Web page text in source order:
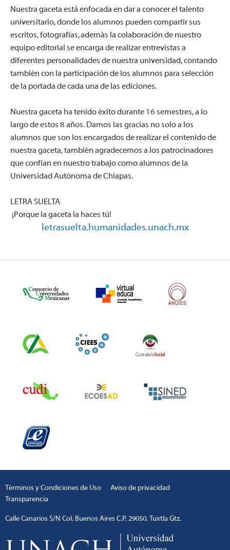
Nuestra gaceta está enfocada en dar a conocer el talento
universitario, donde los alumnos pueden compartir sus
escritos, fotografías, ademàs la colaboración de nuestro
equipo editorial se encarga de realizar entrevistas a
diferentes personalidades de nuestra universidad, contando
también con la participación de los alumnos para selección
de la portada de cada una de las ediciones.
Nuestra gaceta ha tenido éxito durante 16 semestres, a lo
largo de estos 8 años. Damos las gracias no solo a los
alumnos que son los encargados de realizar el contenido de
nuestra gaceta, también agradecemos a los patrocinadores
que confían en nuestro trabajo como alumnos de la
Universidad Autónoma de Chiapas.
LETRA SUELTA
¡Porque la gaceta la haces tú!
letrasuelta.humanidades.unach.mx
Términos y Condiciones de Uso
Aviso de privacidad
Transparencia
Calle Canarios S/N Col. Buenos Aires C.P. 29050, Tuxtla Gtz.